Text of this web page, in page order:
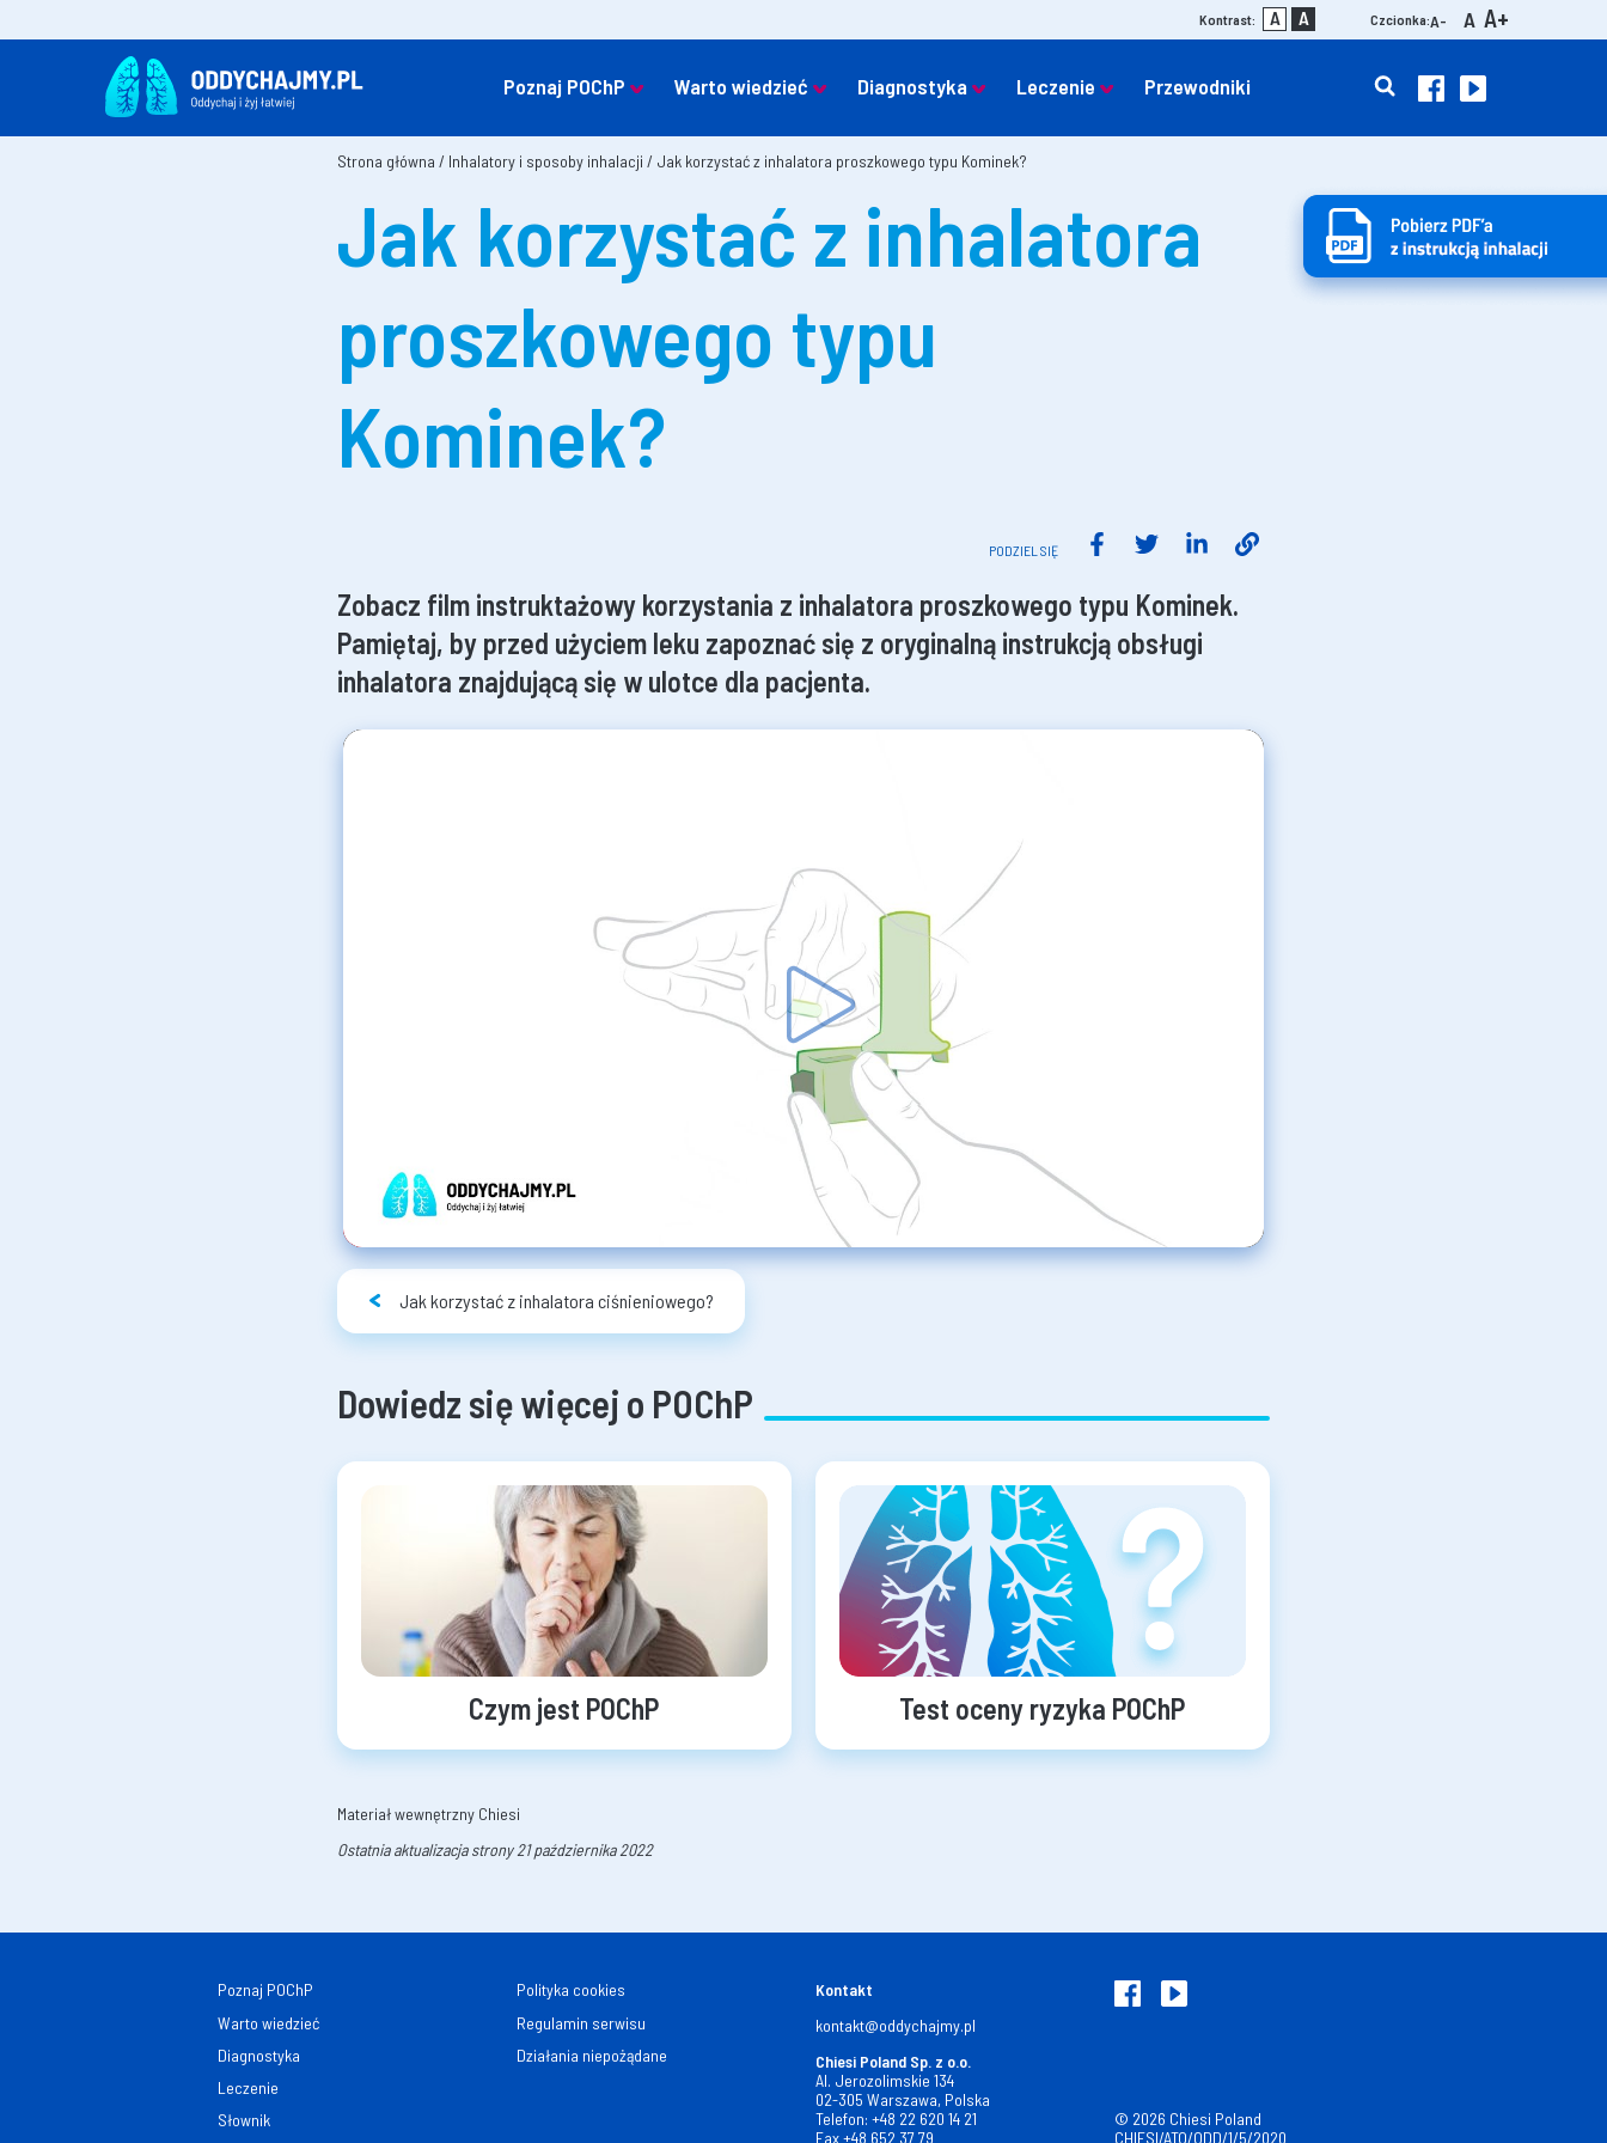
Kontrast: A A Czcionka:A- A A+
Poznaj POChP Warto wiedzieć Diagnostyka Leczenie Przewodniki
Strona główna / Inhalatory i sposoby inhalacji / Jak korzystać z inhalatora proszkowego typu Kominek?
Jak korzystać z inhalatora
proszkowego typu
Kominek?
PODZIEL SIĘ
Zobacz film instruktażowy korzystania z inhalatora proszkowego typu Kominek.
Pamiętaj, by przed użyciem leku zapoznać się z oryginalną instrukcją obsługi
inhalatora znajdującą się w ulotce dla pacjenta.
Jak korzystać z inhalatora ciśnieniowego?
Dowiedz się więcej o POChP
Czym jest POChP Test oceny ryzyka POChP
Materiał wewnętrzny Chiesi
Ostatnia aktualizacja strony 21 października 2022
Poznaj POChP
Warto wiedzieć
Diagnostyka
Leczenie
Słownik
Polityka cookies
Regulamin serwisu
Działania niepożądane
Kontakt
kontakt@oddychajmy.pl
Chiesi Poland Sp. z o.o.
Al. Jerozolimskie 134
02-305 Warszawa, Polska
Telefon: +48 22 620 14 21
Fax+48 652 37 79
© 2026 Chiesi Poland
CHIESI/ATO/ODD/1/5/2020